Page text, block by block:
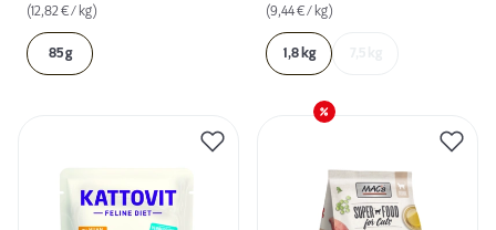
(12,82 € / kg)
85 g
(9,44 € / kg)
1,8 kg